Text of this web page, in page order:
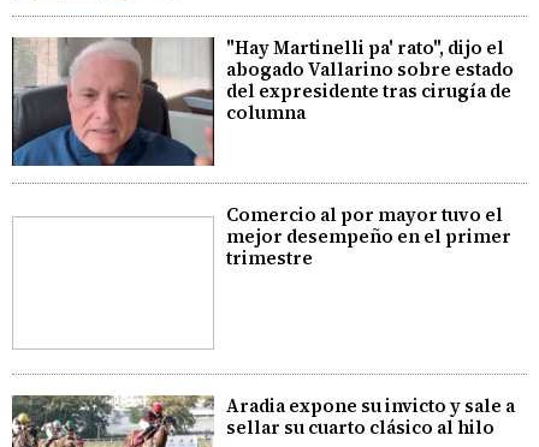
"Hay Martinelli pa' rato", dijo el
abogado Vallarino sobre estado
del expresidente tras cirugía de
columna
Comercio al por mayor tuvo el
mejor desempeño en el primer
trimestre
Aradia expone su invicto y sale a
sellar su cuarto clásico al hilo